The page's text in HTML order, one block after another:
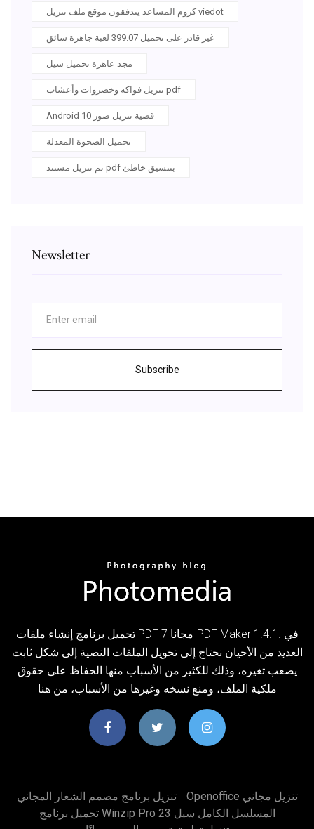
كروم المساعد يتدفقون موقع ملف تنزيل viedot
غير قادر على تحميل 399.07 لعبة جاهزة سائق
مجد عاهرة تحميل سيل
تنزيل فواكه وخضروات وأعشاب pdf
Android 10 قضية تنزيل صور
تحميل الصحوة المعدلة
تم تنزيل مستند pdf بتنسيق خاطئ
Newsletter
Subscribe
تحميل برنامج إنشاء ملفات PDF مجانا 7-PDF Maker 1.4.1. في
العديد من الأحيان نحتاج إلى تحويل الملفات النصية إلى شكل ثابت
يصعب تغيره، وذلك للكثير من الأسباب منها الحفاظ على حقوق
ملكية الملف، ومنع نسخه وغيرها من الأسباب، من هنا
تنزيل برنامج مصمم الشعار المجاني
Openoffice تنزيل مجاني
تحميل برنامج Winzip Pro 23 المسلسل الكامل سيل